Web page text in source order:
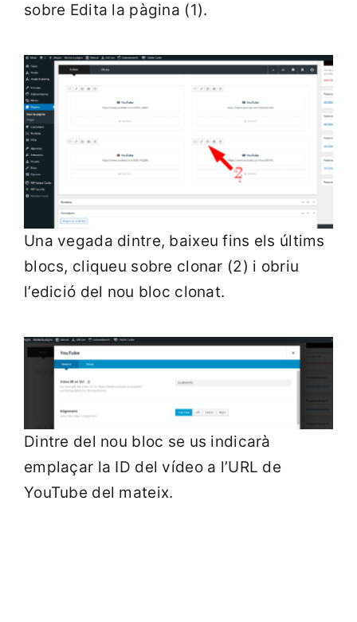
sobre Edita la pàgina (1).
Una vegada dintre, baixeu fins els últims
blocs, cliqueu sobre clonar (2) i obriu
l’edició del nou bloc clonat.
Dintre del nou bloc se us indicarà
emplaçar la ID del vídeo a l’URL de
YouTube del mateix.